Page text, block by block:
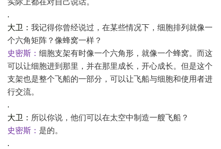
实际上都在对自己说话。
.
大卫： 我记得你曾经说过，在某些情况下，细胞排列就像一
个六角矩阵？像蜂窝一样？
史密斯： 细胞支架有时像一个六角形，就像一个蜂窝。而这
可以让细胞进到那里，并在那里成长，开心成长。但是这个
支架也是整个飞船的一部分，可以让飞船与细胞和使用者进
行交流。
.
大卫： 所以你说，他们可以在太空中制造一艘飞船？
史密斯： 是的。
.